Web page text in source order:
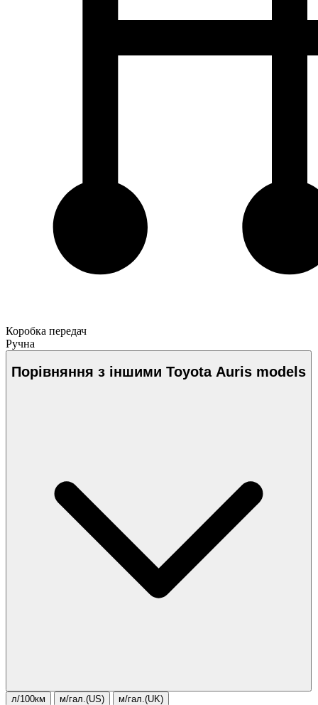
Коробка передач
Ручна
Порівняння з іншими Toyota Auris models
л/100км м/гал.(US) м/гал.(UK)